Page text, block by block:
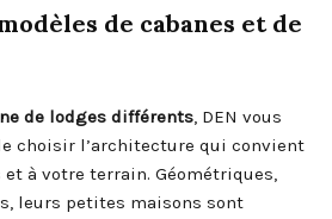
de cabanes et de
de lodges différents, DEN vous
choisir l’architecture qui convient
à votre terrain. Géométriques,
leurs petites maisons sont